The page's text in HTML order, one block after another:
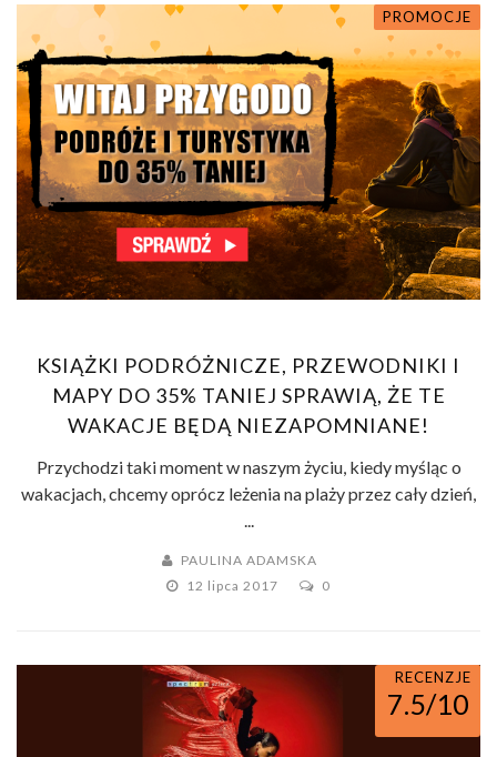
PROMOCJE
KSIĄŻKI PODRÓŻNICZE, PRZEWODNIKI I
MAPY DO 35% TANIEJ SPRAWIĄ, ŻE TE
WAKACJE BĘDĄ NIEZAPOMNIANE!
Przychodzi taki moment w naszym życiu, kiedy myśląc o
wakacjach, chcemy oprócz leżenia na plaży przez cały dzień,
PAULINA ADAMSKA
12 lipca 2017
0
RECENZJE
7.5/10